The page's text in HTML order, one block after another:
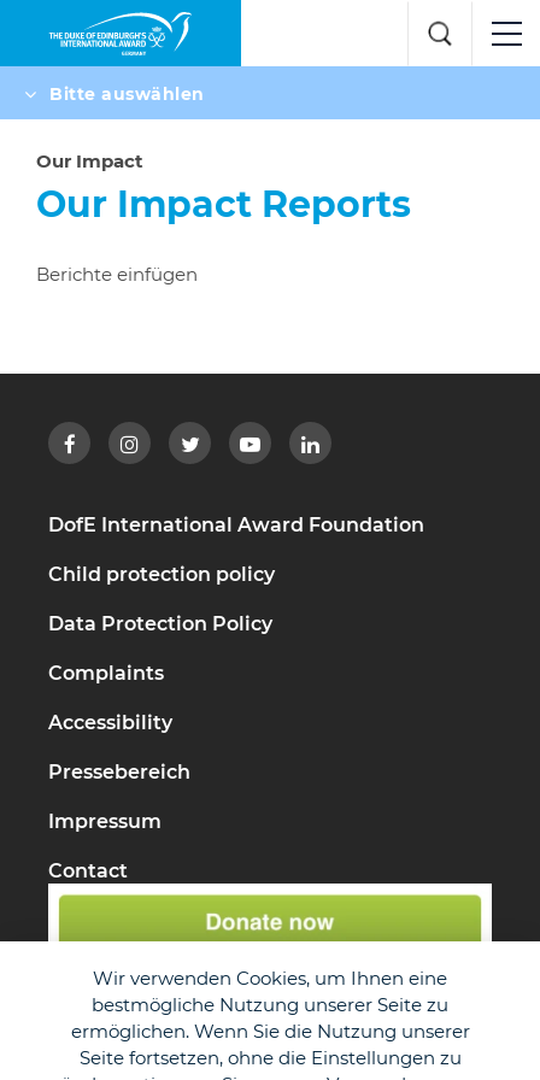
Bitte auswählen
Our Impact
Our Impact Reports
Berichte einfügen
DofE International Award Foundation
Child protection policy
Data Protection Policy
Complaints
Accessibility
Pressebereich
Impressum
Contact
Wir verwenden Cookies, um Ihnen eine
bestmögliche Nutzung unserer Seite zu
ermöglichen. Wenn Sie die Nutzung unserer
Seite fortsetzen, ohne die Einstellungen zu